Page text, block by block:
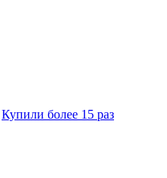
Купили более 15 раз